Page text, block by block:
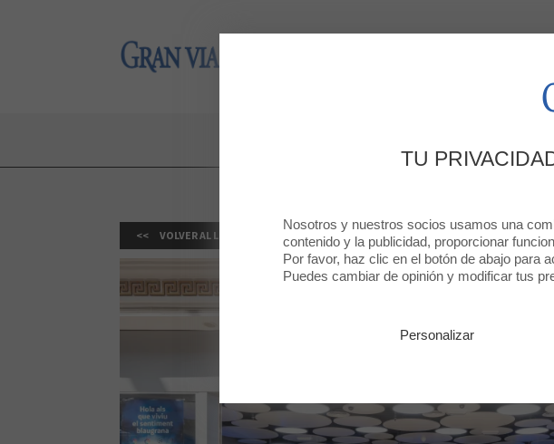
Gran Via 2
VOLVER AL LISTADO
TU
Nosotros y nuestros socios usamos una
contenido y la publicidad, proporcionar
Por favor, haz clic en el botón de abajo para
Puedes cambiar de opinión y modificar tus
Personalizar